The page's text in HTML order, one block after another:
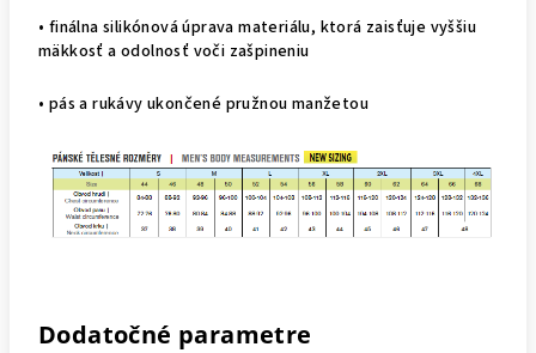
• finálna silikónová úprava materiálu, ktorá zaisťuje vyššiu
mäkkosť a odolnosť voči zašpineniu
• pás a rukávy ukončené pružnou manžetou
Dodatočné parametre